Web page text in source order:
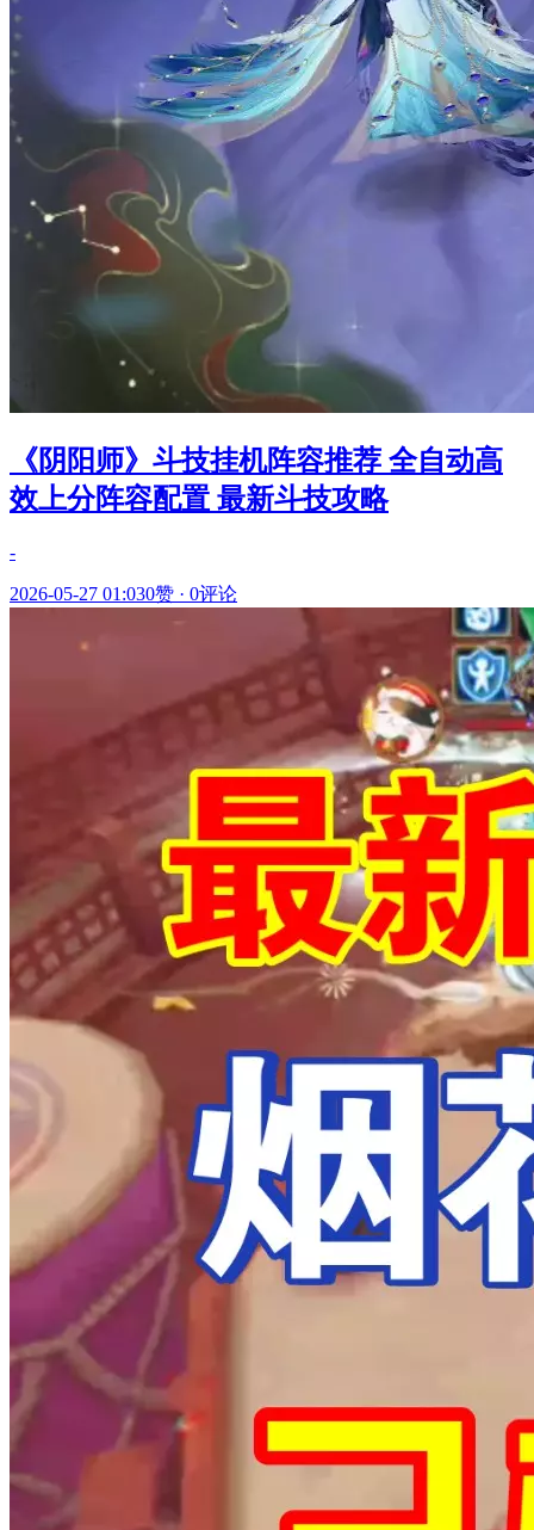
《阴阳师》斗技挂机阵容推荐 全自动高
效上分阵容配置 最新斗技攻略
-
2026-05-27 01:030赞 · 0评论